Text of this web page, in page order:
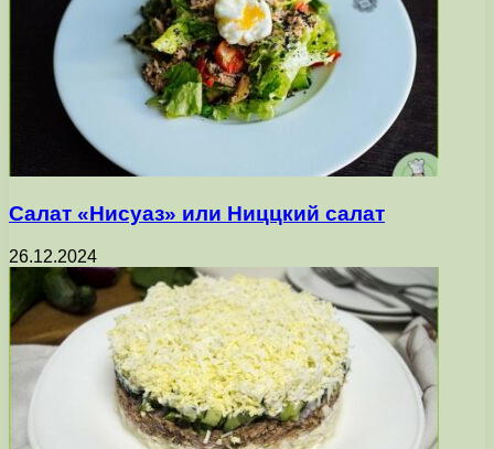
Салат «Нисуаз» или Ниццкий салат
26.12.2024